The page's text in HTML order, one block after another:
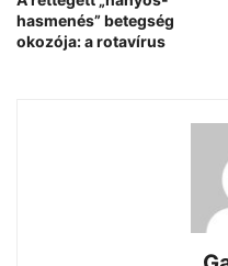
hasmenés” betegség
okozója: a rotavírus